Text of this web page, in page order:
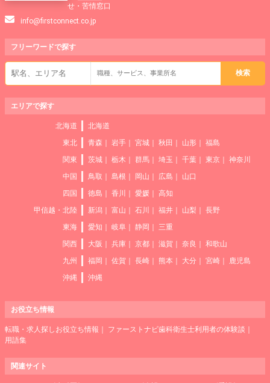
せ・苦情窓口
info@firstconnect.co.jp
フリーワードで探す
エリアで探す
北海道
北海道
東北
青森 岩手 宮城 秋田 山形
福島
関東
茨城 栃木 群馬 埼玉 千葉 東京
神奈川
中国
鳥取 島根 岡山 広島
山口
四国
徳島 香川 愛媛
高知
甲信越・北陸
新潟 富山 石川 福井 山梨
長野
東海
愛知 岐阜 静岡
三重
関西
大阪 兵庫 京都 滋賀 奈良
和歌山
九州
福岡 佐賀 長崎 熊本 大分 宮崎
鹿児島
沖縄
沖縄
お役立ち情報
転職・求人探しお役立ち情報
ファーストナビ歯科衛生士利用者の体験談
用語集
関連サイト